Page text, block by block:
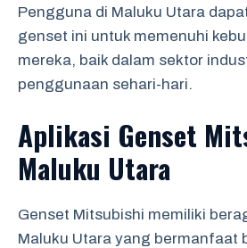
Pengguna di Maluku Utara
genset ini untuk memenuhi
mereka, baik dalam sektor
penggunaan sehari-hari.
Aplikasi Genset
Maluku Utara
Genset Mitsubishi memiliki
Maluku Utara yang bermanfaat